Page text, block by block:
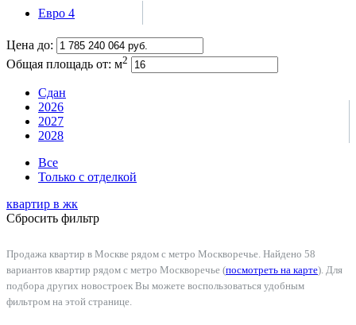
Евро 4
Цена до:
Общая площадь от: м2
Сдан
2026
2027
2028
Все
Только с отделкой
квартир в жк
Сбросить фильтр
Продажа квартир в Москве рядом с метро Москворечье. Найдено 58
вариантов квартир рядом с метро Москворечье (посмотреть на карте). Для
подбора других новостроек Вы можете воспользоваться удобным
фильтром на этой странице.